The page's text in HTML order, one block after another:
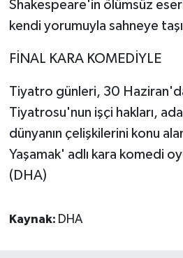
Shakespeare'in ölümsüz
kendi yorumuyla sahneye
FİNAL KARA KOMEDİYLE
Tiyatro günleri, 30
Tiyatrosu'nun işçi hakları,
dünyanın çelişkilerini konu
Yaşamak' adlı kara komedi
(DHA)
Kaynak: DHA